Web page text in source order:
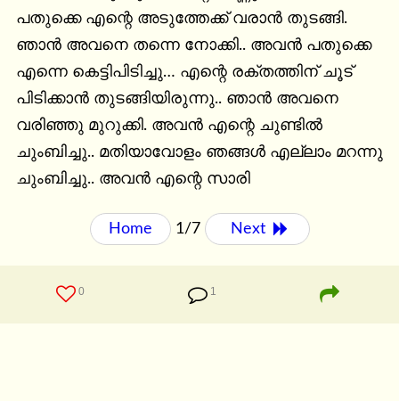
പതുക്കെ എന്റെ അടുത്തേക്ക് വരാൻ തുടങ്ങി.
ഞാൻ അവനെ തന്നെ നോക്കി.. അവൻ പതുക്കെ
എന്നെ കെട്ടിപിടിച്ചു… എന്റെ രക്തത്തിന് ചൂട്
പിടിക്കാൻ തുടങ്ങിയിരുന്നു.. ഞാൻ അവനെ
വരിഞ്ഞു മുറുക്കി. അവൻ എന്റെ ചുണ്ടിൽ
ചുംബിച്ചു.. മതിയാവോളം ഞങ്ങൾ എല്ലാം മറന്നു
ചുംബിച്ചു.. അവൻ എന്റെ സാരി
Home 1/7 Next
0 1